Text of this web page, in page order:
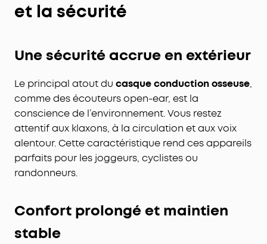
et la sécurité
Une sécurité accrue en extérieur
Le principal atout du casque conduction osseuse,
comme des écouteurs open-ear, est la
conscience de l’environnement. Vous restez
attentif aux klaxons, à la circulation et aux voix
alentour. Cette caractéristique rend ces appareils
parfaits pour les joggeurs, cyclistes ou
randonneurs.
Confort prolongé et maintien
stable